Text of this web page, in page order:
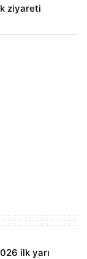
ziyareti
ilk yarı